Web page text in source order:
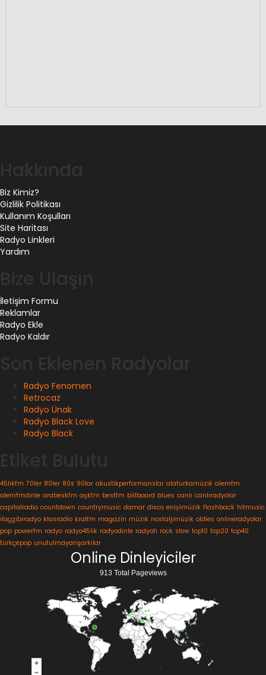
Biz Kimiz?
Gizlilik Politikası
Kullanım Koşulları
Site Haritası
Radyo Linkleri
Yardım
İletişim Formu
Reklamlar
Radyo Ekle
Radyo Kaldır
Radyo Fenomen
Retrocaz
Radyo Ünak
Radyo Black Love
Radyo Black
45likfm 70ler 80ler 80s 90lar akustikperformanslar alaturkamüzik alemfm
alemfmdinle arabeskfm aşkfm bestfm billboard blues canlı canlıradyolar
capitalradio countdown countrymusic damar disco eniyimüzik flashback hitmusic
ilaçgibiradyo klasradio kralfm magazin müzik nostaljimüzik oldies onlineradyolar
pop powerfm radyo radyo45lik radyodinle radyoti rock slow top10 top20 top40
türkçepop unutulmayanşarkılar
Online Dinleyiciler
913 Total Pageviews